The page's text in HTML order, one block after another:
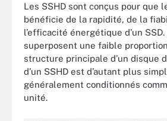
Les SSHD sont conçus pour que
bénéficie de la rapidité, de la
l’efficacité énergétique d’un SSD.
superposent une faible
structure principale d’un disque
d’un SSHD est d’autant plus
généralement conditionnés
unité.